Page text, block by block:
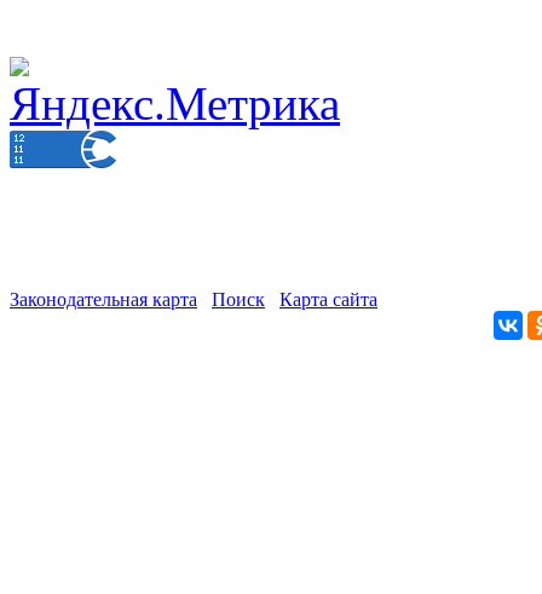
Законодательная карта Поиск Карта сайта